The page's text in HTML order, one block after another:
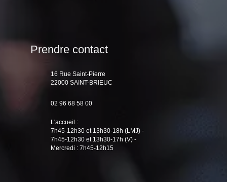
Prendre contact
16 Rue Saint-Pierre
22000 SAINT-BRIEUC
02 96 68 58 00
L'accueil :
7h45-12h30 et 13h30-18h (LMJ) -
7h45-12h30 et 13h30-17h (V) -
Mercredi : 7h45-12h15